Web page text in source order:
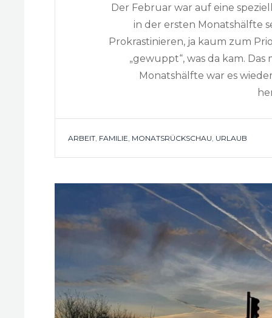
Der Februar war auf eine
in der ersten Monatshälfte
Prokrastinieren, ja kaum zum
„gewuppt“, was da kam.
Monatshälfte war es
TAGS
ARBEIT FAMILIE MONATSRÜCKSCHAU URLAUB